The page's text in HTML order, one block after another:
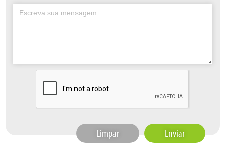
Limpar Enviar